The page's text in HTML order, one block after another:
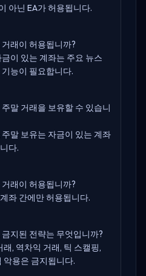
아닌 EA가 허용됩니다.
래이 허용됩니까?
이 있는 계좌는 주요 뉴스
능이 필요합니다.
말 거래을 보유할 수 있습니
말 보유는 자금이 있는 계좌
다.
래이 허용됩니까?
좌 간에만 허용됩니다.
지된 전략는 무엇입니까?
, 역차익 거래, 틱 스캘핑,
악용은 금지됩니다.